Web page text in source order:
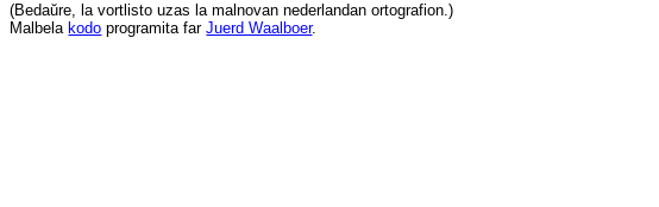
(Bedaŭre, la vortlisto uzas la malnovan nederlandan ortografion.)
Malbela kodo programita far Juerd Waalboer.